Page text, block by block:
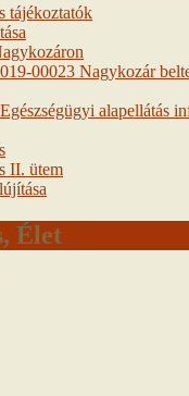
tájékoztatók
00023 Nagykozár
alapellátás
II. ütem
Élet